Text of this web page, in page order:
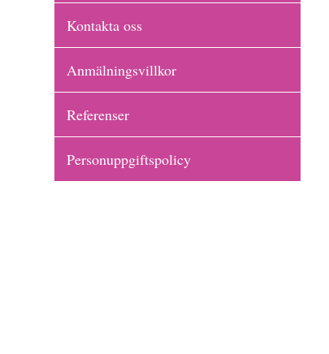
Kontakta oss
Anmälningsvillkor
Referenser
Personuppgiftspolicy